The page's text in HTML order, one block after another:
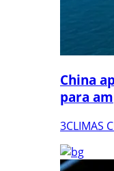
China
para
3CLIMAS